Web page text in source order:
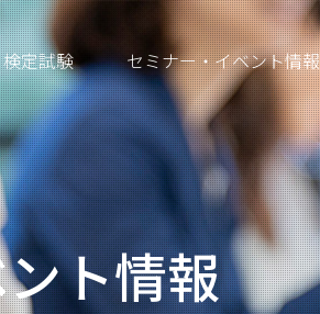
検定試験 セミナー・イベント情報
ト情報